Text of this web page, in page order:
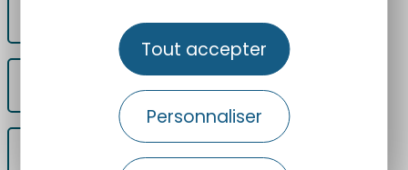
Tout accepter
Personnaliser
Enrichir mes contenus web